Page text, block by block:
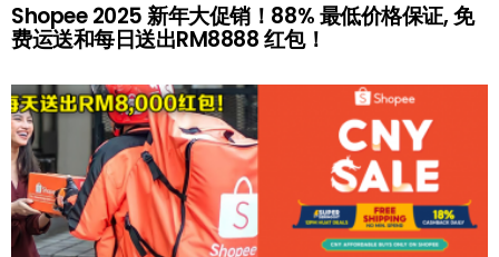
Shopee 2025 新年大促销！88% 最低价格保证, 免
费运送和每日送出RM8888 红包！